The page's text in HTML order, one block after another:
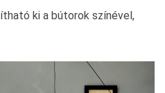
ki a bútorok színével,